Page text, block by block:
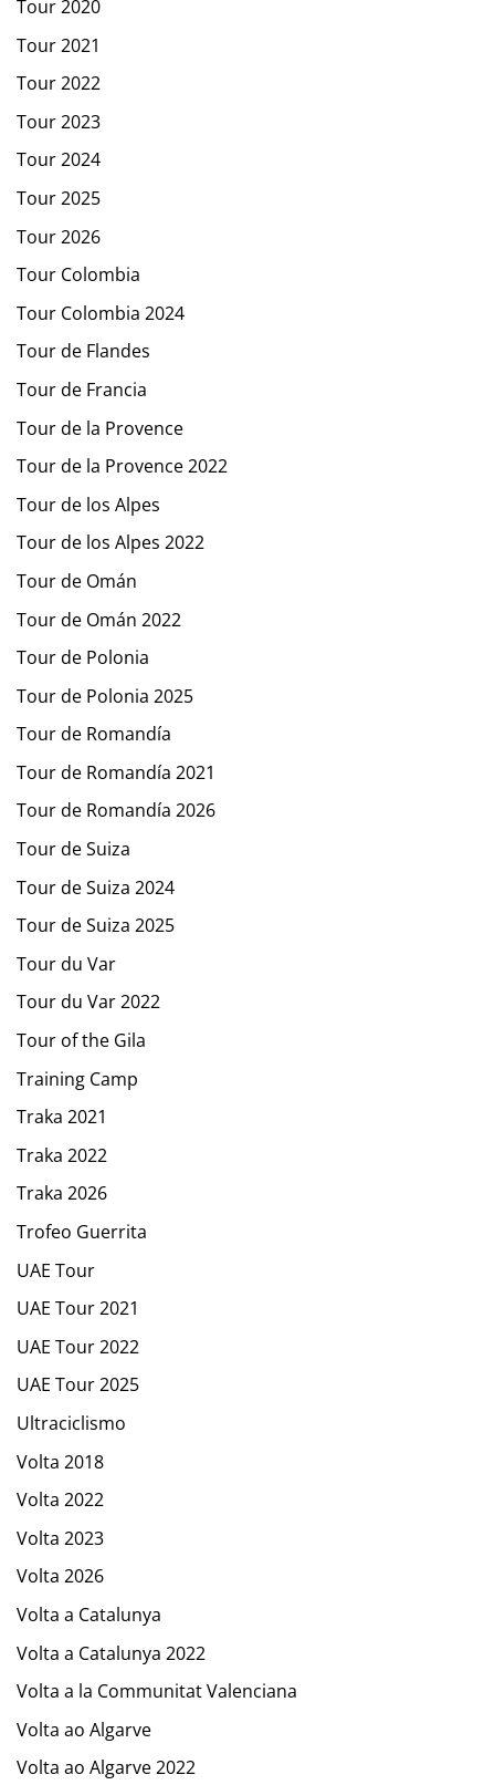
Tour 2020
Tour 2021
Tour 2022
Tour 2023
Tour 2024
Tour 2025
Tour 2026
Tour Colombia
Tour Colombia 2024
Tour de Flandes
Tour de Francia
Tour de la Provence
Tour de la Provence 2022
Tour de los Alpes
Tour de los Alpes 2022
Tour de Omán
Tour de Omán 2022
Tour de Polonia
Tour de Polonia 2025
Tour de Romandía
Tour de Romandía 2021
Tour de Romandía 2026
Tour de Suiza
Tour de Suiza 2024
Tour de Suiza 2025
Tour du Var
Tour du Var 2022
Tour of the Gila
Training Camp
Traka 2021
Traka 2022
Traka 2026
Trofeo Guerrita
UAE Tour
UAE Tour 2021
UAE Tour 2022
UAE Tour 2025
Ultraciclismo
Volta 2018
Volta 2022
Volta 2023
Volta 2026
Volta a Catalunya
Volta a Catalunya 2022
Volta a la Communitat Valenciana
Volta ao Algarve
Volta ao Algarve 2022